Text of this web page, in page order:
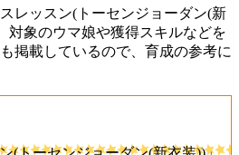
レッスン(トーセンジョーダン(新
対象のウマ娘や獲得スキルなどを
掲載しているので、育成の参考に